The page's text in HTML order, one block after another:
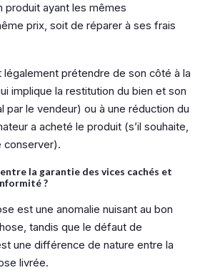
produit ayant les mêmes
prix, soit de réparer à ses frais
prétendre de son côté à la
implique la restitution du bien et son
par le vendeur) ou à une réduction du
a acheté le produit (s’il souhaite,
conserver).
la garantie des vices cachés et
?
est une anomalie nuisant au bon
tandis que le défaut de
une différence de nature entre la
livrée.